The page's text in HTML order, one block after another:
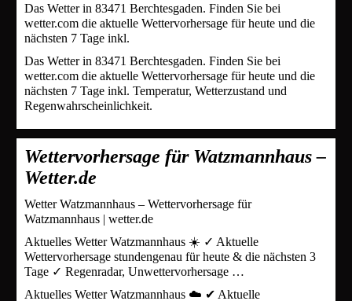
Das Wetter in 83471 Berchtesgaden. Finden Sie bei
wetter.com die aktuelle Wettervorhersage für heute und die
nächsten 7 Tage inkl.
Das Wetter in 83471 Berchtesgaden. Finden Sie bei
wetter.com die aktuelle Wettervorhersage für heute und die
nächsten 7 Tage inkl. Temperatur, Wetterzustand und
Regenwahrscheinlichkeit.
Wettervorhersage für Watzmannhaus –
Wetter.de
Wetter Watzmannhaus – Wettervorhersage für
Watzmannhaus | wetter.de
Aktuelles Wetter Watzmannhaus ☀️ ✓ Aktuelle
Wettervorhersage stundengenau für heute & die nächsten 3
Tage ✓ Regenradar, Unwettervorhersage …
Aktuelles Wetter Watzmannhaus ☁️ ✔ Aktuelle